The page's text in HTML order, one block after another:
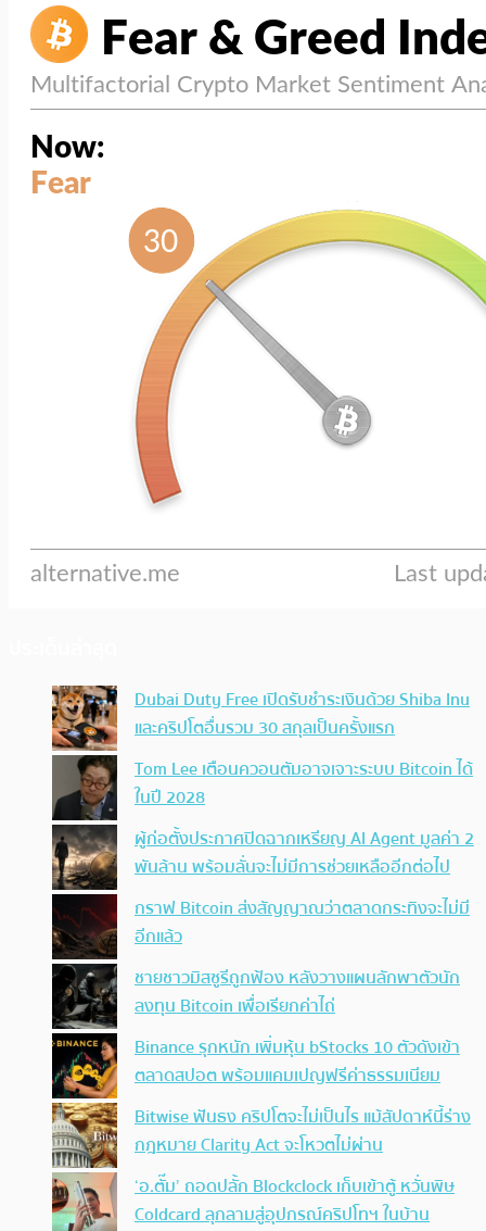
Dubai Duty Free เปิดรับชำระเงินด้วย Shiba Inu
และคริปโตอื่นรวม 30 สกุลเป็นครั้งแรก
Tom Lee เตือนควอนตัมอาจเจาะระบบ Bitcoin ได้
ในปี 2028
ผู้ก่อตั้งประกาศปิดฉากเหรียญ AI Agent มูลค่า 2
พันล้าน พร้อมลั่นจะไม่มีการช่วยเหลืออีกต่อไป
กราฟ Bitcoin ส่งสัญญาณว่าตลาดกระทิงจะไม่มี
อีกแล้ว
ชายชาวมิสซูรีถูกฟ้อง หลังวางแผนลักพาตัวนัก
ลงทุน Bitcoin เพื่อเรียกค่าไถ่
Binance รุกหนัก เพิ่มหุ้น bStocks 10 ตัวดังเข้า
ตลาดสปอต พร้อมแคมเปญฟรีค่าธรรมเนียม
Bitwise ฟันธง คริปโตจะไม่เป็นไร แม้สัปดาห์นี้ร่าง
กฎหมาย Clarity Act จะโหวตไม่ผ่าน
‘อ.ตั๊ม’ ถอดปลั้ก Blockclock เก็บเข้าตู้ หวั่นพิษ
Coldcard ลุกลามสู่อุปกรณ์คริปโทฯ ในบ้าน